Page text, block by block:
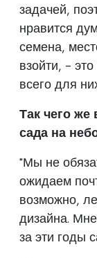
задачей,
нравится
семена,
взойти, -
всего для
Так чего же
сада на
"Мы не
ожидаем
возможно,
дизайна.
за эти годы